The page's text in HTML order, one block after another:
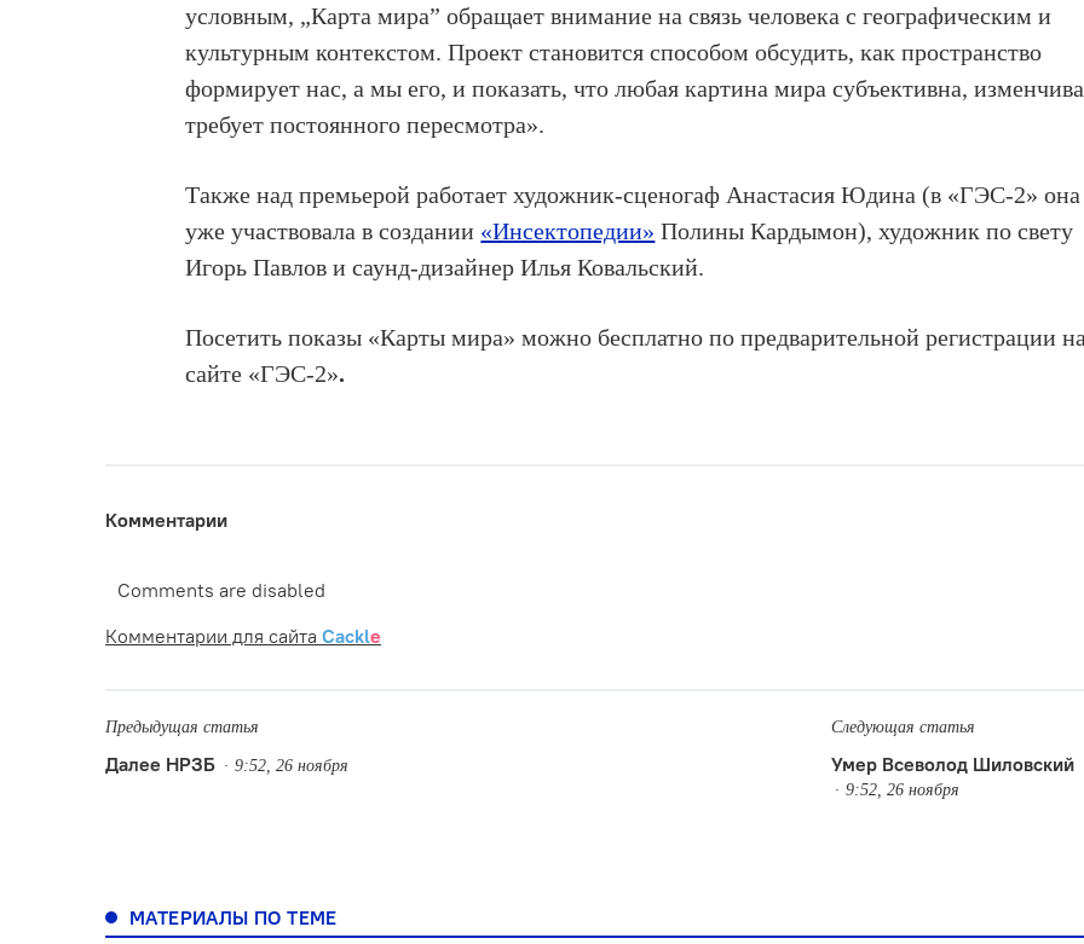
условным, „Карта мира” обращает внимание на связь человека с географическим и
культурным контекстом. Проект становится способом обсудить, как пространство
формирует нас, а мы его, и показать, что любая картина мира субъективна,
требует постоянного пересмотра».
Также над премьерой работает художник-сценогаф Анастасия Юдина (в «ГЭС-2» она
уже участвовала в создании «Инсектопедии» Полины Кардымон), художник по свету
Игорь Павлов и саунд-дизайнер Илья Ковальский.
Посетить показы «Карты мира» можно бесплатно по предварительной регистрации на
сайте «ГЭС-2».
Комментарии
Comments are disabled
Комментарии для сайта Cackle
Предыдущая статья
Далее НРЗБ 9:52, 26 ноября
Следующая статья
Умер Всеволод Шиловский
9:52, 26 ноября
МАТЕРИАЛЫ ПО ТЕМЕ